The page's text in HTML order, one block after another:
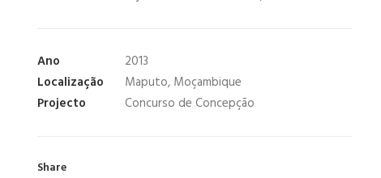
Ano
2013
Localização
Maputo, Moçambique
Projecto
Concurso de Concepção
Share